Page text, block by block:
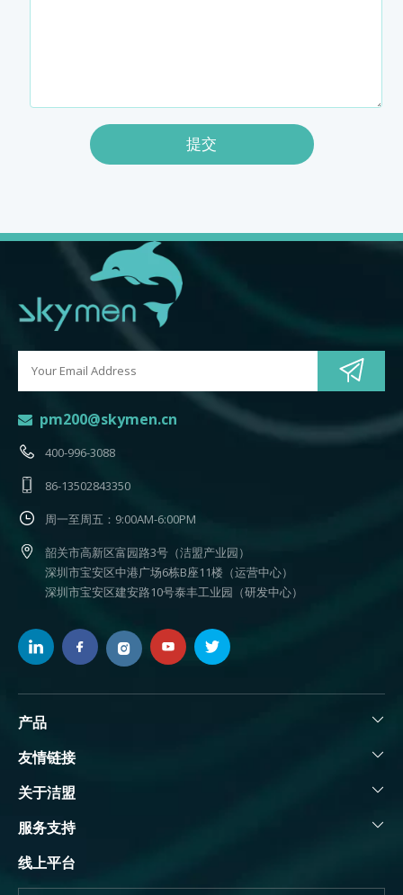
提交
产品
友情链接
关于洁盟
服务支持
线上平台
 pm200@skymen.cn
400-996-3088
86-13502843350
周一至周五：9:00AM-6:00PM
韶关市高新区富园路3号（洁盟产业园）
深圳市宝安区中港广场6栋B座11楼（运营中心）
深圳市宝安区建安路10号泰丰工业园（研发中心）